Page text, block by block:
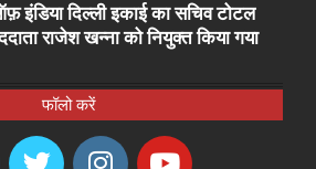
इंडिया दिल्ली इकाई का सचिव टोटल
राजेश खन्ना को नियुक्त किया गया
फॉलो करें